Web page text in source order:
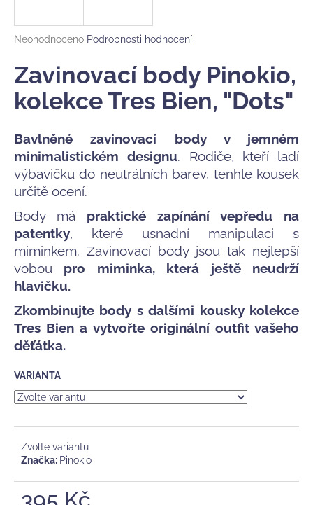
Průměrné
produktu
je
0,0
hvězdiček.
Neohodnoceno Podrobnosti hodnocení
Zavinovací body Pinokio,
kolekce Tres Bien, "Dots"
Bavlněné zavinovací body v jemném
minimalistickém designu. Rodiče, kteří ladí
výbavičku do neutrálních barev, tenhle kousek
určitě ocení.
Body má praktické zapínání vepředu na
patentky, které usnadní manipulaci s
miminkem. Zavinovací body jsou tak nejlepší
vobou pro miminka, která ještě neudrží
hlavičku.
Zkombinujte body s dalšími kousky kolekce
Tres Bien a vytvořte originální outfit vašeho
děťátka.
VARIANTA
Zvolte variantu
Značka: Pinokio
395 Kč
j
t
?
HLEDAT
D
o
p
o
r
č
u
j
m
e
MYCÍ
GEL
ŠAMPÓN
VUJO